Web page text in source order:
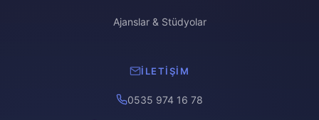
Ajanslar & Stüdyolar
İLETIŞIM
0535 974 16 78